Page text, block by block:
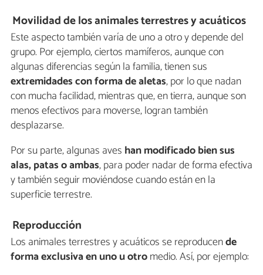
Movilidad de los animales terrestres y acuáticos
Este aspecto también varía de uno a otro y depende del
grupo. Por ejemplo, ciertos mamíferos, aunque con
algunas diferencias según la familia, tienen sus
extremidades con forma de aletas, por lo que nadan
con mucha facilidad, mientras que, en tierra, aunque son
menos efectivos para moverse, logran también
desplazarse.
Por su parte, algunas aves han modificado bien sus
alas, patas o ambas, para poder nadar de forma efectiva
y también seguir moviéndose cuando están en la
superficie terrestre.
Reproducción
Los animales terrestres y acuáticos se reproducende
forma exclusiva en uno u otromedio. Así, por ejemplo: